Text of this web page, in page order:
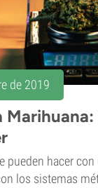
de 2019
pueden hacer
los sistemas